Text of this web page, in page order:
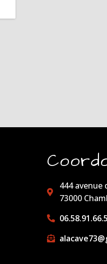
444 avenue
73000